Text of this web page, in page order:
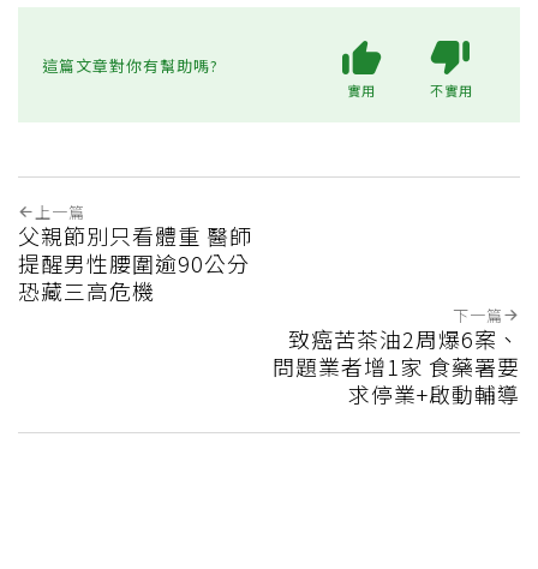
這篇文章對你有幫助嗎?
實用 不實用
上一篇
父親節別只看體重 醫師
提醒男性腰圍逾90公分
恐藏三高危機
下一篇
致癌苦茶油2周爆6案、
問題業者增1家 食藥署要
求停業+啟動輔導